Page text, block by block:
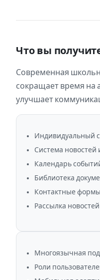
Что вы
Современная
сокращает время на
улучшает
Индивидуальный
Система новостей
Календарь
Библиотека
Контактные
Рассылка
Многоязычная
Роли